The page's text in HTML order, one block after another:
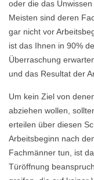
oder die das
Meisten sind deren
gar nicht vor
ist das Ihnen in 90%
Überraschung
und das Resultat der
Um kein Ziel von
abziehen wollen,
erteilen über diesen
Arbeitsbeginn nach
Fachmänner tun, ist
Türöffnung